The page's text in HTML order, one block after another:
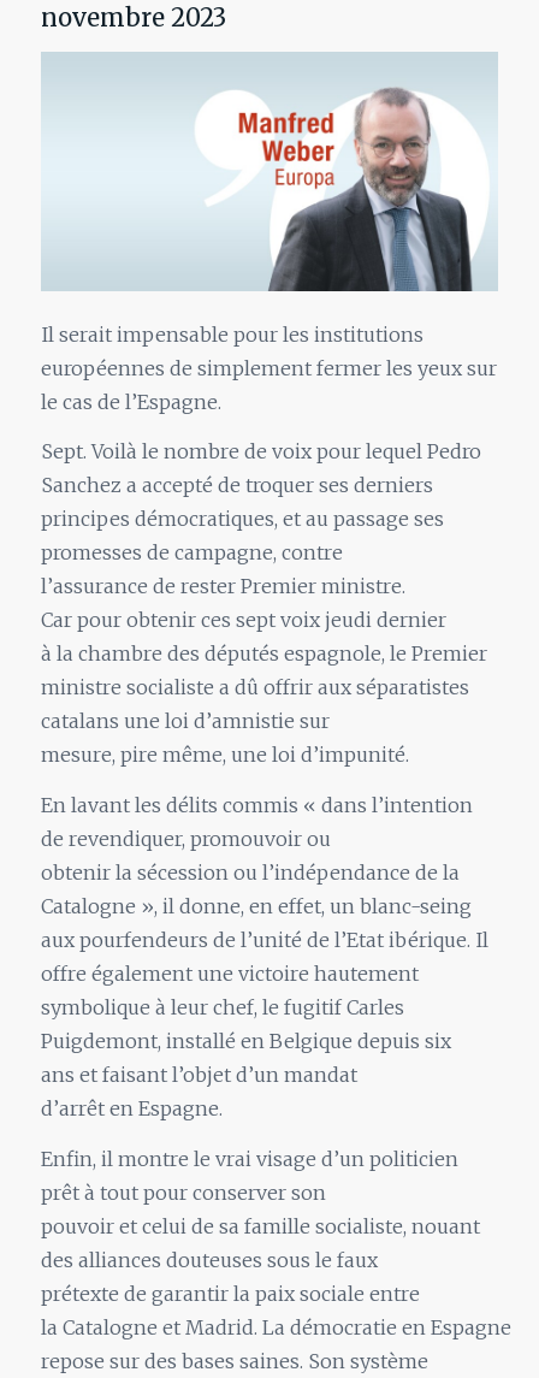
novembre 2023
Il serait impensable pour les institutions
européennes de simplement fermer les yeux sur
le cas de l’Espagne.
Sept. Voilà le nombre de voix pour lequel Pedro
Sanchez a accepté de troquer ses derniers
principes démocratiques, et au passage ses
promesses de campagne, contre
l’assurance de rester Premier ministre.
Car pour obtenir ces sept voix jeudi dernier
à la chambre des députés espagnole, le Premier
ministre socialiste a dû offrir aux séparatistes
catalans une loi d’amnistie sur
mesure, pire même, une loi d’impunité.
En lavant les délits commis « dans l’intention
de revendiquer, promouvoir ou
obtenir la sécession ou l’indépendance de la
Catalogne », il donne, en effet, un blanc-seing
aux pourfendeurs de l’unité de l’Etat ibérique. Il
offre également une victoire hautement
symbolique à leur chef, le fugitif Carles
Puigdemont, installé en Belgique depuis six
ans et faisant l’objet d’un mandat
d’arrêt en Espagne.
Enfin, il montre le vrai visage d’un politicien
prêt à tout pour conserver son
pouvoir et celui de sa famille socialiste, nouant
des alliances douteuses sous le faux
prétexte de garantir la paix sociale entre
la Catalogne et Madrid. La démocratie en Espagne
repose sur des bases saines. Son système